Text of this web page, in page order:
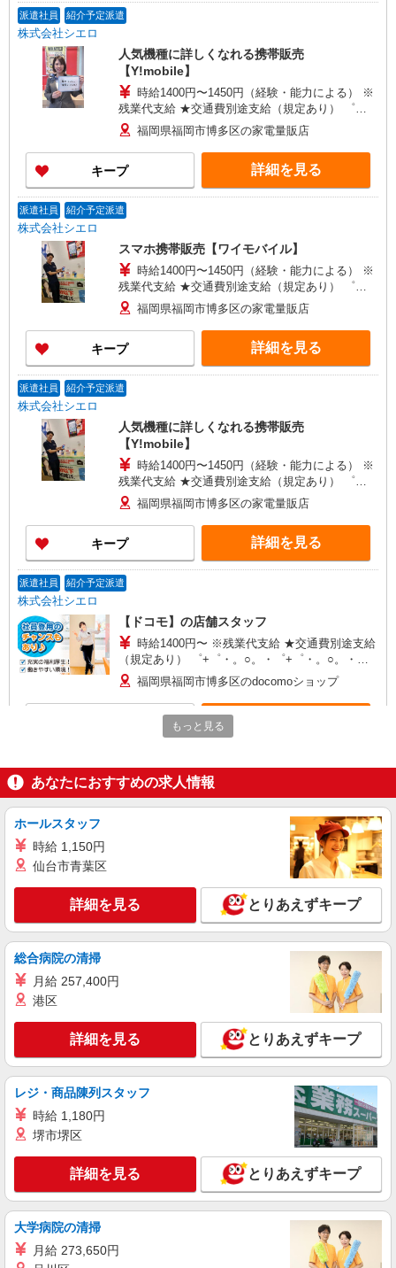
派遣社員 紹介予定派遣
株式会社シエロ
人気機種に詳しくなれる携帯販売
【Y!mobile】
時給1400円〜1450円（経験・能力による） ※
残業代支給 ★交通費別途支給（規定あり） ゜
+゜・。○。・゜+゜・。○。・゜+゜ 入社祝い金10
万円支給(規定有) お友達を紹介頂くと, インセンテ
ィブ支給(規定有) ★月2回払い・週払い可能（規程
有）★ ゜・。○。・゜+゜・。○。・゜+゜
福岡県福岡市博多区の家電量販店
キープ 詳細を見る
派遣社員 紹介予定派遣
株式会社シエロ
スマホ携帯販売【ワイモバイル】
時給1400円〜1450円（経験・能力による） ※
残業代支給 ★交通費別途支給（規定あり） ゜
+゜・。○。・゜+゜・。○。・゜+゜ 入社祝い金10
万円支給(規定有) お友達を紹介頂くと, インセンテ
ィブ支給(規定有) ★月2回払い・週払い可能（規程
有）★ ゜・。○。・゜+゜・。○。・゜+゜
福岡県福岡市博多区の家電量販店
キープ 詳細を見る
派遣社員 紹介予定派遣
株式会社シエロ
人気機種に詳しくなれる携帯販売
【Y!mobile】
時給1400円〜1450円（経験・能力による） ※
残業代支給 ★交通費別途支給（規定あり） ゜
+゜・。○。・゜+゜・。○。・゜+゜ 入社祝い金10
万円支給(規定有) お友達を紹介頂くと, インセンテ
ィブ支給(規定有) ★月2回払い・週払い可能（規程
有）★ ゜・。○。・゜+゜・。○。・゜+゜
福岡県福岡市博多区の家電量販店
キープ 詳細を見る
派遣社員 紹介予定派遣
株式会社シエロ
【ドコモ】の店舗スタッフ
時給1400円〜 ※残業代支給 ★交通費別途支給
（規定あり） ゜+゜・。○。・゜+゜・。○。・゜
+゜ 入社祝い金10万円支給(規定有) お友達を紹介
頂くと, インセンティブ支給(規定有) ★月2回払
い・週払い可能（規程有）★ ゜・。○。・゜
+゜・。○。・゜+゜
福岡県福岡市博多区のdocomoショップ
株式会社シエロ
人気機種に詳しくなれる携帯販売【au】
月給259200円〜300000円（経験・能力によ
る） ※残業手当別途支給 ※研修期間6か月・時給
1500円〜 ★交通費別途支給（規定あり） ゜
+゜・。○。・゜+゜・。○。・゜+゜ 入社祝い金10
万円支給(規定有) お友達を紹介頂くと, インセンテ
ィブ支給(規定有) ゜・。○。・゜+゜・。○。・゜
福岡県福岡市博多区の家電量販店
キープ 詳細を見る
株式会社シエロ
携帯販売スタッフ【softbank】
時給1400円〜1450円（経験・能力による） ※
残業代支給 ★交通費別途支給（規定あり） ゜
+゜・。○。・゜+゜・。○。・゜+゜ 入社祝い金10
万円支給(規定有) お友達を紹介頂くと, インセンテ
ィブ支給(規定有) ★月2回払い・週払い可能（規程
有）★ ゜・。○。・゜+゜・。○。・゜+゜
福岡県福岡市博多区のsoftbankショップ
キープ 詳細を見る
派遣社員 紹介予定派遣
株式会社シエロ
携帯販売スタッフ【au】
月給259200円〜300000円（経験・能力によ
る） ※残業手当別途支給 ※研修期間6か月・時給
1500円〜 ★交通費別途支給（規定あり） ゜
+゜・。○。・゜+゜・。○。・゜+゜ 入社祝い金10
ィブ支給(規定有) ゜・。○。・゜+゜・。○。・゜
福岡県福岡市博多区の家電量販店
キープ 詳細を見る
もっと見る
あなたにおすすめの求人情報
ホールスタッフ
時給 1,150円
仙台市青葉区
詳細を見る とりあえずキープ
総合病院の清掃
月給 257,400円
港区
詳細を見る とりあえずキープ
レジ・商品陳列スタッフ
時給 1,180円
堺市堺区
詳細を見る とりあえずキープ
大学病院の清掃
月給 273,650円